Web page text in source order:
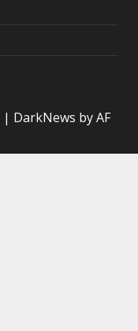
| DarkNews by AF